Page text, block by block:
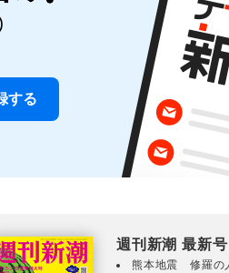
週刊新潮 最新号
熊本地震 修羅の